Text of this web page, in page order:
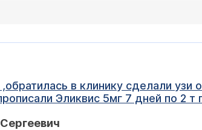
в клинику сделали узи
37 нога болит